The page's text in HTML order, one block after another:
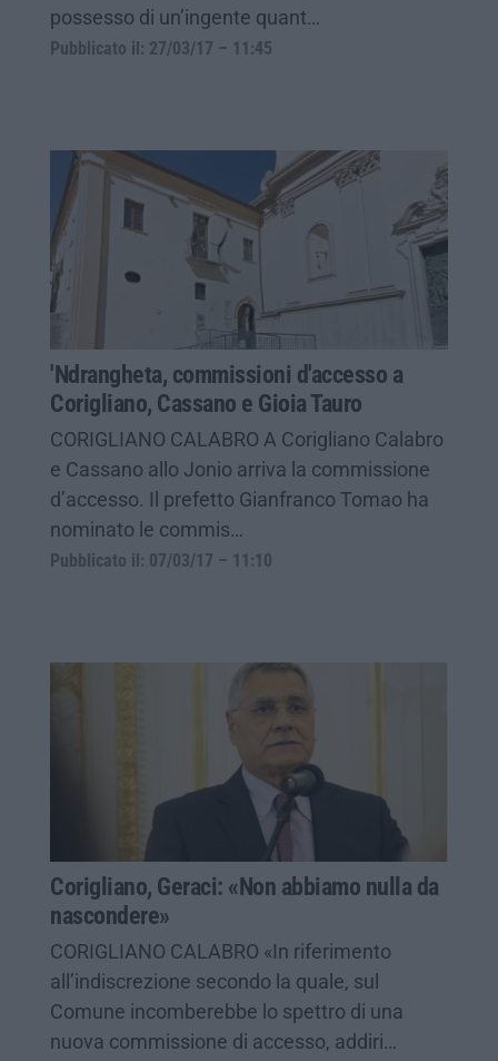
possesso di un’ingente quant…
Pubblicato il: 27/03/17 – 11:45
'Ndrangheta, commissioni d'accesso a
Corigliano, Cassano e Gioia Tauro
CORIGLIANO CALABRO A Corigliano Calabro
e Cassano allo Jonio arriva la commissione
d’accesso. Il prefetto Gianfranco Tomao ha
nominato le commis…
Pubblicato il: 07/03/17 – 11:10
Corigliano, Geraci: «Non abbiamo nulla da
nascondere»
CORIGLIANO CALABRO «In riferimento
all’indiscrezione secondo la quale, sul
Comune incomberebbe lo spettro di una
nuova commissione di accesso, addiri…